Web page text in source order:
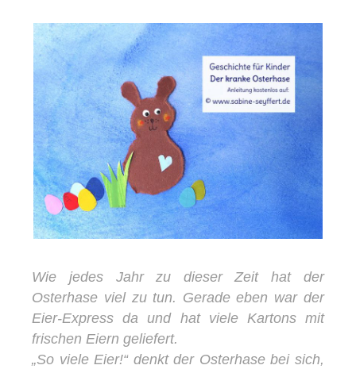
Wie jedes Jahr zu dieser Zeit hat der
Osterhase viel zu tun. Gerade eben war der
Eier-Express da und hat viele Kartons mit
frischen Eiern geliefert.
„So viele Eier!“ denkt der Osterhase bei sich,